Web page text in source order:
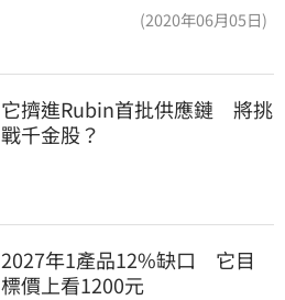
(2020年06月05日)
它擠進Rubin首批供應鏈　將挑
戰千金股？
2027年1產品12%缺口　它目
標價上看1200元